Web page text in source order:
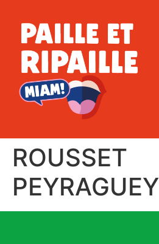
ROUSSET
PEYRAGUEY